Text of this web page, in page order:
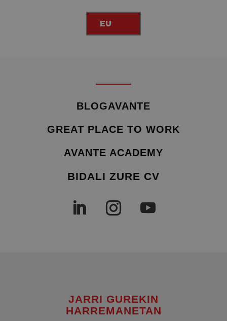
EU
BLOGAVANTE
GREAT PLACE TO WORK
AVANTE ACADEMY
BIDALI ZURE CV
JARRI GUREKIN
HARREMANETAN